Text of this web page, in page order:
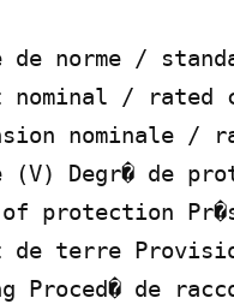
norme /
nominal / rated
nominale /
(V) Degr� de
of protection
de terre
Proced� de